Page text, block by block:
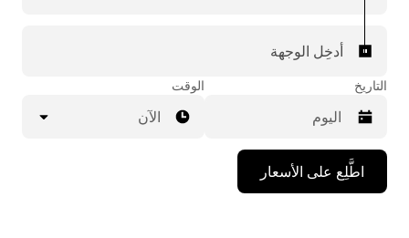
أدخِل الوجهة
التاريخ
اضغط
على
مفتاح
الوقت
الآن
اطَّلِع على الأسعار